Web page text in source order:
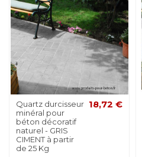
Quartz durcisseur
minéral pour
béton décoratif
naturel - GRIS
CIMENT à partir
de 25 Kg
18,72 €